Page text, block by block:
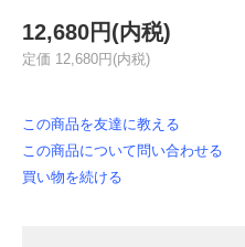
12,680円(内税)
定価 12,680円(内税)
この商品を友達に教える
この商品について問い合わせる
買い物を続ける